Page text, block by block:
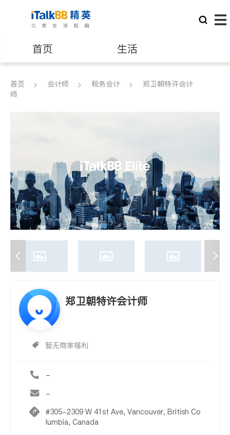
首页 生活
医生 律师
建筑装修
首页 会计师 税务会计
郑卫朝特许会计
师
郑卫朝特许会计师
暂无商家福利
-
-
#305-2309 W 41st Ave, Vancouver, British Co
lumbia, Canada